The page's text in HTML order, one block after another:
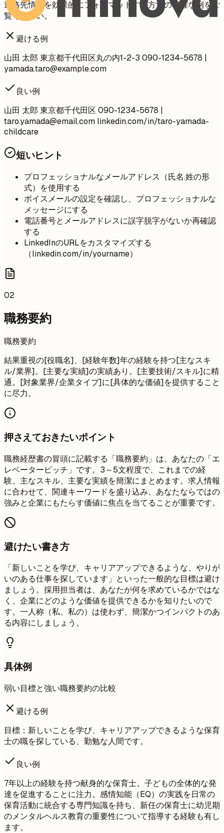
連絡先情報を効果的にフォーマットする方法の明確な例をご
覧ください。
避ける例
山田 太郎 東京都千代田区丸の内1-2-3 090-1234-5678 |
yamada.taro@example.com
良い例
山田 太郎 東京都千代田区 090-1234-5678 |
taro.yamada@email.com linkedin.com/in/taro-yamada-
childcare
短いヒント
プロフェッショナルなメールアドレス（氏名.姓の形
式）を使用する
ボイスメールの設定を確認し、プロフェッショナルな
メッセージにする
電話番号とメールアドレスに誤字脱字がないか再確認
する
LinkedInのURLをカスタマイズする
（linkedin.com/in/yourname）
02
職務要約
職務要約
結果重視の[役職名]、[経験年数]年の経験を持つ[主なスキ
ル/業界]。[主要な実績]の実績あり。[主要技術/スキル]に精
通。[対象業界/企業タイプ]に[具体的な価値]を提供すること
に尽力。
押さえておきたいポイント
職務経歴書の冒頭に記載する「職務要約」は、あなたの「エ
レベーターピッチ」です。3～5文程度で、これまでの経
験、主なスキル、主要な実績を簡潔にまとめます。求人情報
に合わせて、関連キーワードを盛り込み、あなたならではの
強みと企業にもたらす価値に焦点を当てることが重要です。
避けたい書き方
「新しいことを学び、キャリアアップできるような、やりが
いのある仕事を探しています」といった一般的な目標は避け
ましょう。採用担当者は、あなたが何を求めているかではな
く、企業にどのような価値を提供できるかを知りたいので
す。一人称（私、私の）は使わず、簡潔かつインパクトのあ
る内容にしましょう。
具体例
弱い目標と強い職務要約の比較
避ける例
目標：新しいことを学び、キャリアアップできるような保育
士の職を探している、勤勉な人間です。
良い例
7年以上の経験を持つ献身的な保育士。子どもの全体的な発
達を促進することに注力。感情知能（EQ）の実践を日常の
保育活動に統合する専門知識を持ち、新任の保育士に幼児期
のメンタルヘルス教育の重要性について指導する経験も有し
ます。